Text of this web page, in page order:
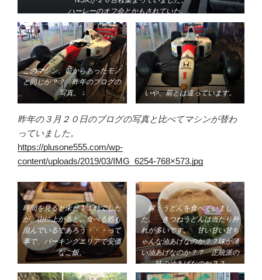
ハーレーのオフ会とかもされていた。。
このマシン、前からあったモノ
と同じか？？ 昨年のブログの
写真。 ↓
いや、前とは違っています。
昨年の３月２０日のブログの写真と比べてマシンが替わ
っていました。
https://plusone555.com/wp-
content/uploads/2019/03/IMG_6254-768×573.jpg
時間を見ると未だ１１時でした
が、山に上がると、食べる処も
混んでいるであろう・・・って
事で、パーキングエリアで安価
なご飯。
嫁：うどんを食べていまし
た。 きつねうどんは当たり外
れが多いです。 甘い甘い甘ち
ゃんな油あげなのか？？味が薄
い油あげなのか？？ 正統派の
味の油あげなのか？？
賭けです。